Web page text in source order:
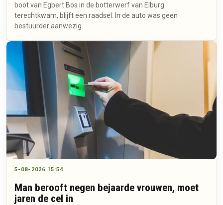
boot van Egbert Bos in de botterwerf van Elburg
terechtkwam, blijft een raadsel. In de auto was geen
bestuurder aanwezig.
5-08-2026 15:54
Man berooft negen bejaarde vrouwen, moet
jaren de cel in